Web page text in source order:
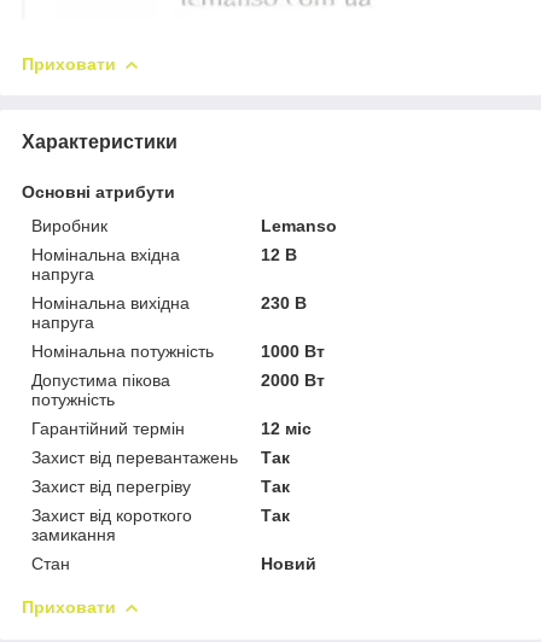
Приховати
Характеристики
Основні атрибути
Виробник
Lemanso
Номінальна вхідна
напруга
12 В
Номінальна вихідна
напруга
230 В
Номінальна потужність
1000 Вт
Допустима пікова
потужність
2000 Вт
Гарантійний термін
12 міс
Захист від перевантажень
Так
Захист від перегріву
Так
Захист від короткого
замикання
Так
Стан Новий
Приховати